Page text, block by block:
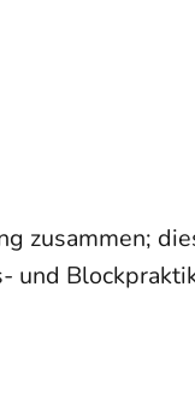
zusammen;
und